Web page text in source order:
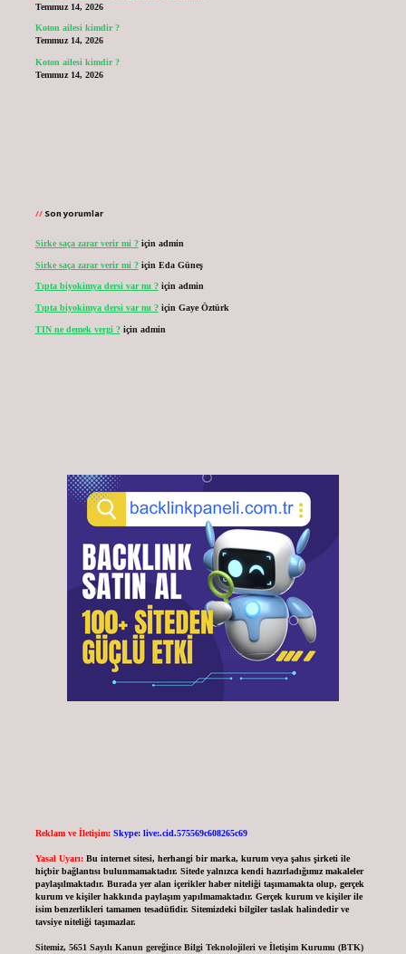
Temmuz 14, 2026
Koton ailesi kimdir ?
Temmuz 14, 2026
Koton ailesi kimdir ?
Temmuz 14, 2026
Son yorumlar
Sirke saça zarar verir mi ?için admin
Sirke saça zarar verir mi ?için Eda Güneş
Tıpta biyokimya dersi var mı ?için admin
Tıpta biyokimya dersi var mı ?için Gaye Öztürk
TIN ne demek vergi ?için admin
Reklam ve İletişim: Skype: live:.cid.575569c608265c69
Yasal Uyarı: Bu internet sitesi, herhangi bir marka, kurum veya şahıs şirketi ile
hiçbir bağlantısı bulunmamaktadır. Sitede yalnızca kendi hazırladığımız makaleler
paylaşılmaktadır. Burada yer alan içerikler haber niteliği taşımamakta olup, gerçek
kurum ve kişiler hakkında paylaşım yapılmamaktadır. Gerçek kurum ve kişiler ile
isim benzerlikleri tamamen tesadüfidir. Sitemizdeki bilgiler taslak halindedir ve
tavsiye niteliği taşımazlar.
Sitemiz, 5651 Sayılı Kanun gereğince Bilgi Teknolojileri ve İletişim Kurumu (BTK)